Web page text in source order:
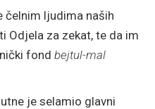
čelnim ljudima naših
Odjela za zekat, te da im
fond bejtul-mal
je selamio glavni